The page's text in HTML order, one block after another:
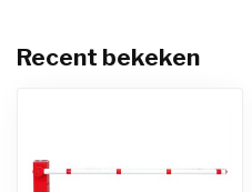
Recent bekeken